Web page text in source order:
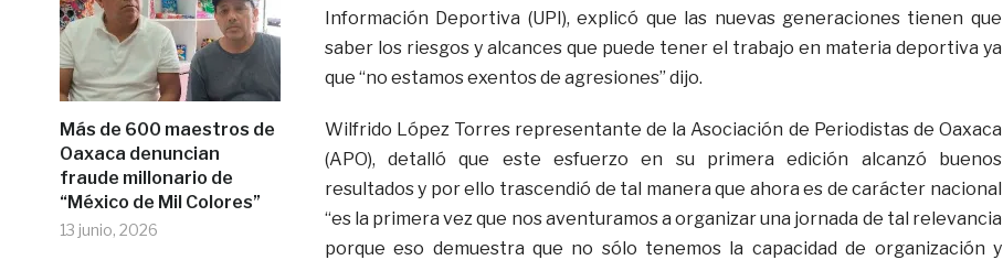
Más de 600 maestros de
Oaxaca denuncian
fraude millonario de
“México de Mil Colores”
13 junio, 2026
Información Deportiva (UPI), explicó que las nuevas generaciones tienen que
saber los riesgos y alcances que puede tener el trabajo en materia deportiva ya
que “no estamos exentos de agresiones” dijo.
Wilfrido López Torres representante de la Asociación de Periodistas de Oaxaca
(APO), detalló que este esfuerzo en su primera edición alcanzó buenos
resultados y por ello trascendió de tal manera que ahora es de carácter nacional
“es la primera vez que nos aventuramos a organizar una jornada de tal relevancia
porque eso demuestra que no sólo tenemos la capacidad de organización y